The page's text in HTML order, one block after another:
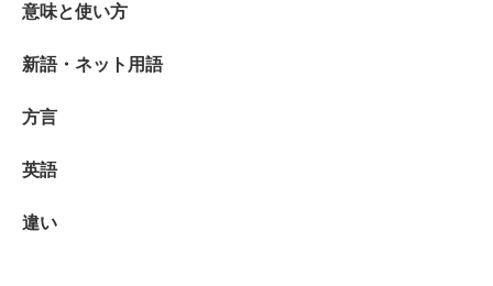
意味と使い方
新語・ネット用語
方言
英語
違い